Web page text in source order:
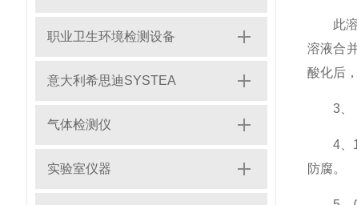
职业卫生环境检测设备
意大利希思迪SYSTEA
气体检测仪
实验室仪器
此溶液
溶液合
酸化后
3、（
4、1%
防腐。